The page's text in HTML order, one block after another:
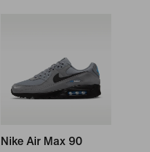
Nike Air Max 90